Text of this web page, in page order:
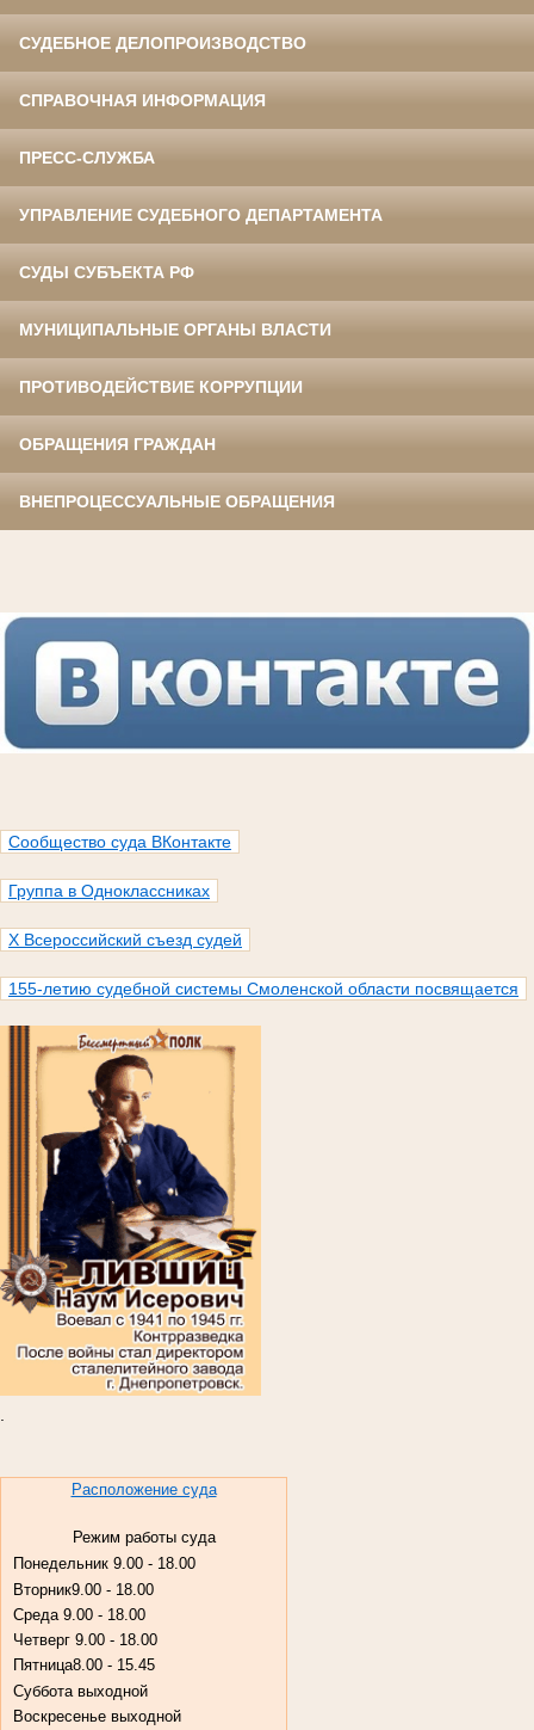
СУДЕБНОЕ ДЕЛОПРОИЗВОДСТВО
СПРАВОЧНАЯ ИНФОРМАЦИЯ
ПРЕСС-СЛУЖБА
УПРАВЛЕНИЕ СУДЕБНОГО ДЕПАРТАМЕНТА
СУДЫ СУБЪЕКТА РФ
МУНИЦИПАЛЬНЫЕ ОРГАНЫ ВЛАСТИ
ПРОТИВОДЕЙСТВИЕ КОРРУПЦИИ
ОБРАЩЕНИЯ ГРАЖДАН
ВНЕПРОЦЕССУАЛЬНЫЕ ОБРАЩЕНИЯ
Сообщество суда ВКонтакте
Группа в Одноклассниках
X Всероссийский съезд судей
155-летию судебной системы Смоленской области посвящается
Расположение суда
Режим работы суда
Понедельник 9.00 - 18.00
Вторник9.00 - 18.00
Среда 9.00 - 18.00
Четверг 9.00 - 18.00
Пятница8.00 - 15.45
Суббота выходной
Воскресенье выходной